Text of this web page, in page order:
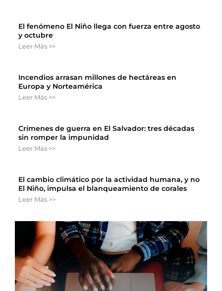
El fenómeno El Niño llega con fuerza entre agosto
y octubre
Leer Más >>
Incendios arrasan millones de hectáreas en
Europa y Norteamérica
Leer Más >>
Crímenes de guerra en El Salvador: tres décadas
sin romper la impunidad
Leer Más >>
El cambio climático por la actividad humana, y no
El Niño, impulsa el blanqueamiento de corales
Leer Más >>